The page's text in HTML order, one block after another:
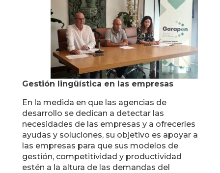
Gestión lingüística en las empresas
En la medida en que las agencias de
desarrollo se dedican a detectar las
necesidades de las empresas y a ofrecerles
ayudas y soluciones, su objetivo es apoyar a
las empresas para que sus modelos de
gestión, competitividad y productividad
estén a la altura de las demandas del